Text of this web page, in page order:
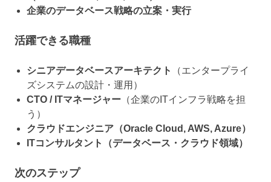
企業のデータベース戦略の立案・実行
活躍できる職種
シニアデータベースアーキテクト
（エンタープライ
ズシステムの設計・運用）
CTO / ITマネージャー （企業のITインフラ戦略を担
う）
クラウドエンジニア（Oracle Cloud, AWS, Azure）
ITコンサルタント（データベース・クラウド領域）
次のステップ